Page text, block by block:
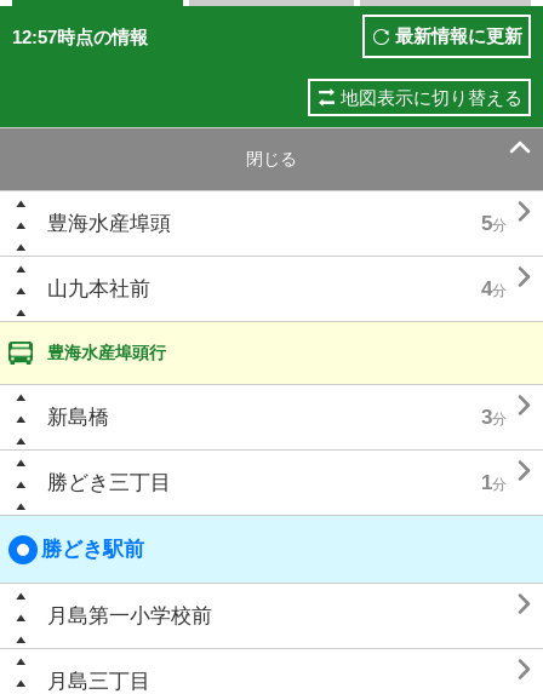
12:57時点の情報 最新情報に更新
地図表示に切り替える
閉じる 
豊海水産埠頭 5分 
山九本社前 4分 
豊海水産埠頭行
新島橋 3分 
勝どき三丁目 1分 
勝どき駅前
月島第一小学校前 
月島三丁目 